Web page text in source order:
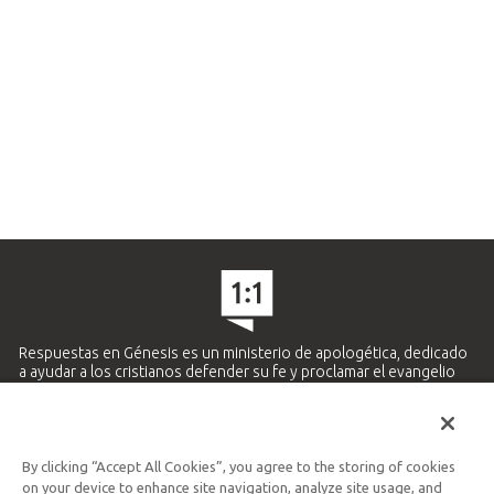
Respuestas en Génesis es un ministerio de apologética, dedicado
a ayudar a los cristianos defender su fe y proclamar el evangelio
Ministerio Hispano y Latinoamericano
By clicking “Accept All Cookies”, you agree to the storing of cookies
on your device to enhance site navigation, analyze site usage, and